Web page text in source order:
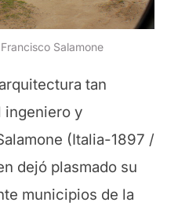
Salamone
tan
ingeniero y
(Italia-1897 /
dejó plasmado su
municipios de la